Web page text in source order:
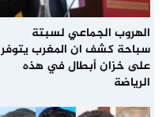
الهروب الجماعي لسبتة
سباحة كشف ان المغرب يتوفر
على خزان أبطال في هذه
الرياضة